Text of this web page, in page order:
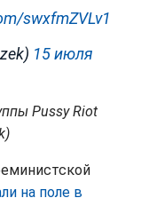
swxfmZVLv1
15 июля
Pussy Riot
на поле в